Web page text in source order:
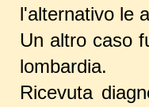
l'alternativo le
Un altro caso
lombardia.
Ricevuta